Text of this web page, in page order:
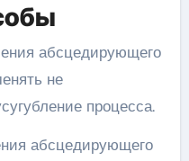
абсцедирующего
не
процесса.
абсцедирующего